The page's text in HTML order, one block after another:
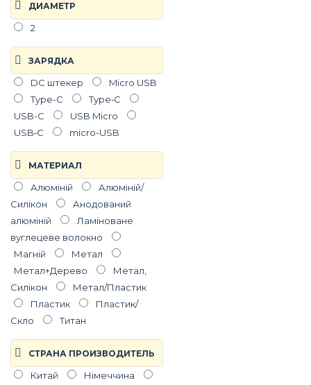
ДИАМЕТР
2
ЗАРЯДКА
DC штекер
Micro USB
Type-C
Type‑C
USB-C
USB Micro
USB‑C
micro-USB
МАТЕРИАЛ
Алюміній
Алюміній/
Силікон
Анодований
алюміній
Ламіноване
вуглецеве волокно
Магній
Метал
Метал+Дерево
Метал,
Силікон
Метал/Пластик
Пластик
Пластик/
Скло
Титан
СТРАНА ПРОИЗВОДИТЕЛЬ
Китай
Нiмеччина